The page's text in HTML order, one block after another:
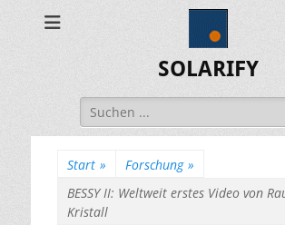
SOLARIFY
Suchen
nach:
Start » Forschung »
BESSY II: Weltweit erstes Video von
Kristall